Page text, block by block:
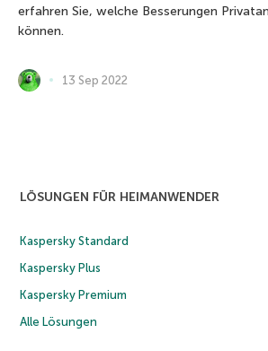
erfahren Sie, welche Besserungen
können.
13 Sep 2022
LÖSUNGEN FÜR HEIMANWENDER
Kaspersky Standard
Kaspersky Plus
Kaspersky Premium
Alle Lösungen